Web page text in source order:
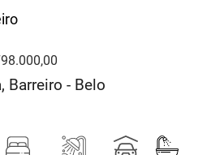
Barreiro - Belo